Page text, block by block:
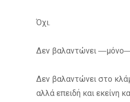
Όχι.
Δεν βαλαντώνει ―μόνο―
Δεν βαλαντώνει στο
αλλά επειδή και εκείνη